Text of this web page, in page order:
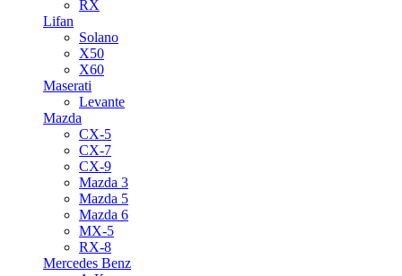
RX
Lifan
Solano
X50
X60
Maserati
Levante
Mazda
CX-5
CX-7
CX-9
Mazda 3
Mazda 5
Mazda 6
MX-5
RX-8
Mercedes Benz